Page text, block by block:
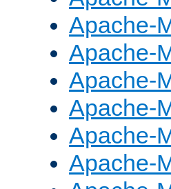
Apache-
Apache-
Apache-
Apache-
Apache-
Apache-